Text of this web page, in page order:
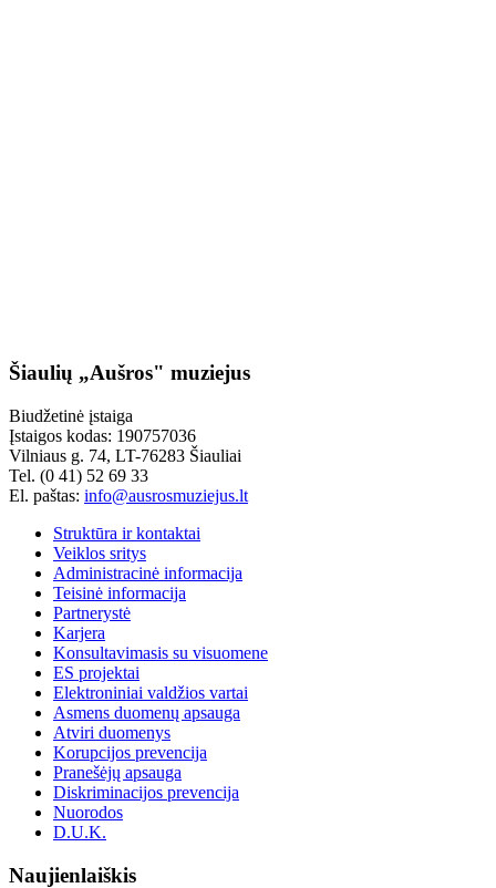
Šiaulių „Aušros" muziejus
Biudžetinė įstaiga
Įstaigos kodas: 190757036
Vilniaus g. 74, LT-76283 Šiauliai
Tel. (0 41) 52 69 33
El. paštas: info@ausrosmuziejus.lt
Struktūra ir kontaktai
Veiklos sritys
Administracinė informacija
Teisinė informacija
Partnerystė
Karjera
Konsultavimasis su visuomene
ES projektai
Elektroniniai valdžios vartai
Asmens duomenų apsauga
Atviri duomenys
Korupcijos prevencija
Pranešėjų apsauga
Diskriminacijos prevencija
Nuorodos
D.U.K.
Naujienlaiškis